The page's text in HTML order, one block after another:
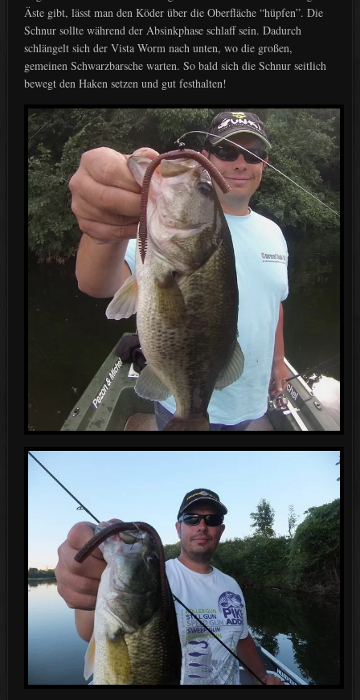
Äste gibt, lässt man den Köder über die Oberfläche “hüpfen”. Die
Schnur sollte während der Absinkphase schlaff sein. Dadurch
schlängelt sich der Vista Worm nach unten, wo die großen,
gemeinen Schwarzbarsche warten. So bald sich die Schnur seitlich
bewegt den Haken setzen und gut festhalten!